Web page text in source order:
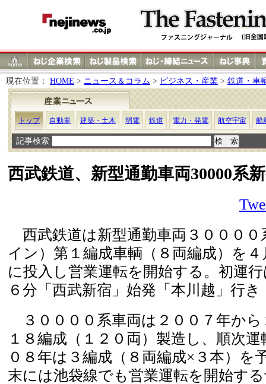
現在位置： HOME > ニュース＆コラム > ビジネス・産業 > 鉄道・車
トップ 自動車 建築・土木 弱電 鉄道 電力・発電 航空宇宙 船
記事検索
西武鉄道、新型通勤車両30000系
西武鉄道は新型通勤車両３０００
イン）第１編成車輌（８両編成）を
に投入し営業運転を開始する。初運
６分「西武新宿」始発「本川越」行き
３００００系車両は２００７年か
１８編成（１２０両）製造し、順次
０８年は３編成（８両編成×３本）を
末には池袋線でも営業運転を開始す